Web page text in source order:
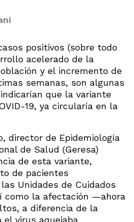
positivos (sobre todo
acelerado de la
y el incremento de
semanas, son algunas
que la variante
19, ya circularía en la
director de Epidemiología
de Salud (Geresa)
de esta variante,
de pacientes
Unidades de Cuidados
como la afectación —ahora
a diferencia de la
el virus aquejaba